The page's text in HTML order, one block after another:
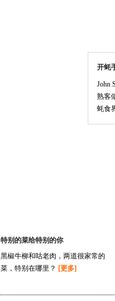
开蚝
John
熟客
蚝食
特别的菜给特别的你
黑椒牛柳和咕老肉，两道很家常的
菜，特别在哪里？ [更多]